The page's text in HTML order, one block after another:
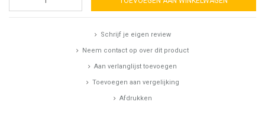
Schrijf je eigen review
Neem contact op over dit product
Aan verlanglijst toevoegen
Toevoegen aan vergelijking
Afdrukken